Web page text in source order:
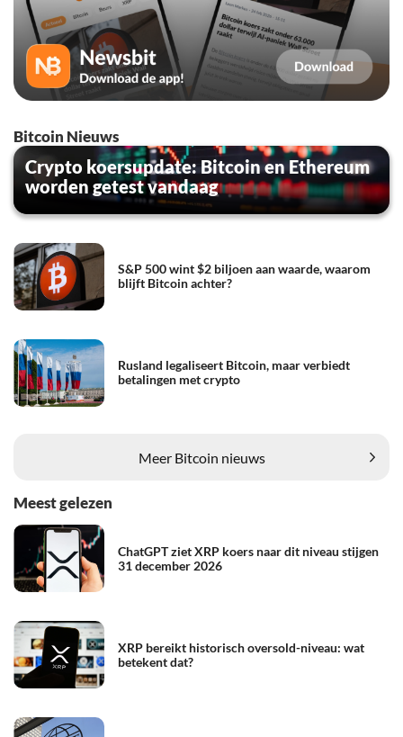
Bitcoin Nieuws
Crypto koersupdate: Bitcoin en Ethereum
worden getest vandaag
S&P 500 wint $2 biljoen aan waarde, waarom
blijft Bitcoin achter?
Rusland legaliseert Bitcoin, maar verbiedt
betalingen met crypto
Meer Bitcoin nieuws
Meest gelezen
ChatGPT ziet XRP koers naar dit niveau stijgen
31 december 2026
XRP bereikt historisch oversold-niveau: wat
betekent dat?